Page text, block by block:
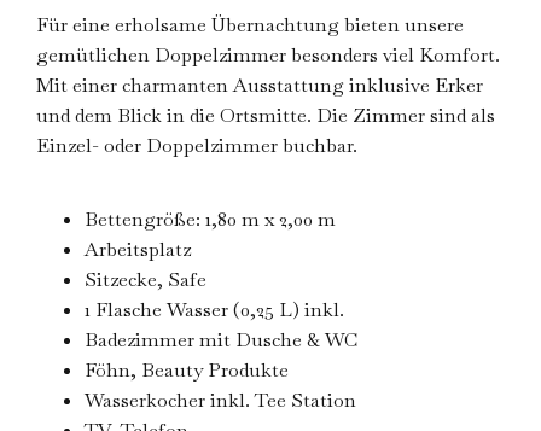
Für eine erholsame Übernachtung bieten unsere
gemütlichen Doppelzimmer besonders viel Komfort.
Mit einer charmanten Ausstattung inklusive Erker
und dem Blick in die Ortsmitte. Die Zimmer sind als
Einzel- oder Doppelzimmer buchbar.
Bettengröße: 1,80 m x 2,00 m
Arbeitsplatz
Sitzecke, Safe
1 Flasche Wasser (0,25 L) inkl.
Badezimmer mit Dusche & WC
Föhn, Beauty Produkte
Wasserkocher inkl. Tee Station